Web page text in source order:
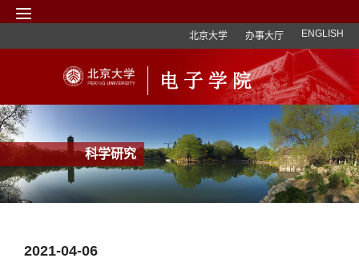
北京大学 办事大厅 ENGLISH
科学研究
2021-04-06